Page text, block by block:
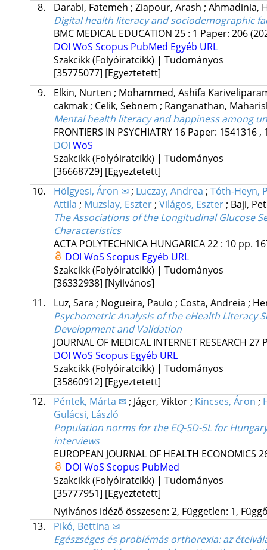
8.
Darabi, Fatemeh ; Ziapour, Arash ; Ahmadinia,
Digital health literacy and sociodemographic
BMC MEDICAL EDUCATION 25: 1 Paper: 206
DOI WoS Scopus PubMed Egyéb URL
Szakcikk (Folyóiratcikk) | Tudományos
[35775077] [Egyeztetett]
9.
Elkin, Nurten ; Mohammed, Ashifa
cakmak ; Celik, Sebnem ; Ranganathan,
Mental health literacy and happiness among
FRONTIERS IN PSYCHIATRY 16 Paper: 1541316 ,
DOI WoS
Szakcikk (Folyóiratcikk) | Tudományos
[36668729] [Egyeztetett]
10.
Hölgyesi, Áron ✉ ; Luczay, Andrea ; Tóth-Heyn,
Attila ; Muzslay, Eszter ; Világos, Eszter ; Baji,
The Associations of the Longitudinal Glucose
Characteristics
ACTA POLYTECHNICA HUNGARICA22: 10 pp.
DOI WoS Scopus Egyéb URL
Szakcikk (Folyóiratcikk) | Tudományos
[36332938] [Nyilvános]
11.
Luz, Sara ; Nogueira, Paulo ; Costa, Andreia ;
Psychometric Analysis of the eHealth Literacy
Development and Validation
JOURNAL OF MEDICAL INTERNET RESEARCH 27
DOI WoS Scopus Egyéb URL
Szakcikk (Folyóiratcikk) | Tudományos
[35860912] [Egyeztetett]
12.
Péntek, Márta ✉ ; Jáger, Viktor ; Kincses, Áron ;
Gulácsi, László
Population norms for the EQ-5D-5L for
interviews
EUROPEAN JOURNAL OF HEALTH ECONOMICS
DOI WoS Scopus PubMed
Szakcikk (Folyóiratcikk) | Tudományos
[35777951] [Egyeztetett]
Nyilvános idéző összesen: 2, Független: 1,
13.
Pikó, Bettina ✉
Egészséges és problémás orthorexia: az